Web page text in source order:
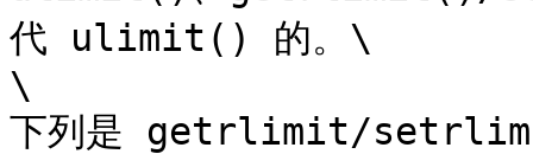
代 ulimit() 的。\
\
下列是 getrlimit/setrlimit